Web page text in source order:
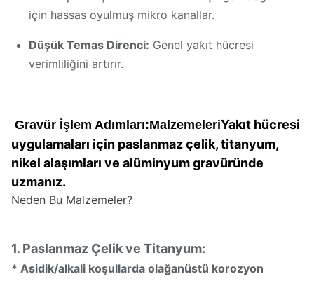
için hassas oyulmuş mikro kanallar.
Düşük Temas Direnci: Genel yakıt hücresi
verimliliğini artırır.
Gravür İşlem Adımları:MalzemeleriYakıt hücresi
uygulamaları için paslanmaz çelik, titanyum,
nikel alaşımları ve alüminyum gravüründe
uzmanız.
Neden Bu Malzemeler?
1. Paslanmaz Çelik ve Titanyum:
* Asidik/alkali koşullarda olağanüstü korozyon